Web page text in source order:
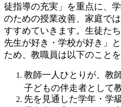
徒指導の充実」を重点に、
のための授業改善、家庭で
すすめていきます。生徒た
先生が好き・学校が好き」
ため、教職員は以下のこと
教師一人ひとりが、教
子どもの伴走者として
先を見通した学年・学